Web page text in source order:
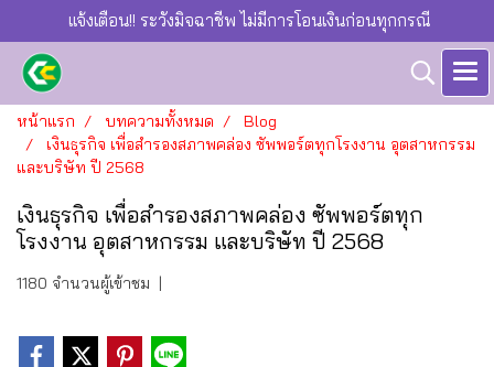
แจ้งเตือน!! ระวังมิจฉาชีพ ไม่มีการโอนเงินก่อนทุกกรณี
หน้าแรก บทความทั้งหมด
Blog
เงินธุรกิจ เพื่อสำรองสภาพคล่อง ซัพพอร์ตทุกโรงงาน อุตสาหกรรม
และบริษัท ปี 2568
เงินธุรกิจ เพื่อสำรองสภาพคล่อง ซัพพอร์ตทุก
โรงงาน อุตสาหกรรม และบริษัท ปี 2568
1180 จำนวนผู้เข้าชม |